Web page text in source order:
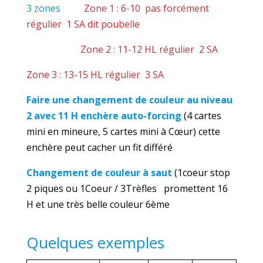
3 zones
Zone 1 : 6-10 pas forcément
régulier 1 SA dit poubelle
Zone 2 : 11-12 HL régulier 2 SA
Zone 3 : 13-15 HL régulier 3 SA
Faire une changement de couleur au niveau
2 avec 11 H enchère auto-forcing (4 cartes
mini en mineure, 5 cartes mini à Cœur) cette
enchère peut cacher un fit différé
Changement de couleur à saut (1coeur stop
2 piques ou 1Coeur / 3Trèfles promettent 16
H et une très belle couleur 6ème
Quelques exemples